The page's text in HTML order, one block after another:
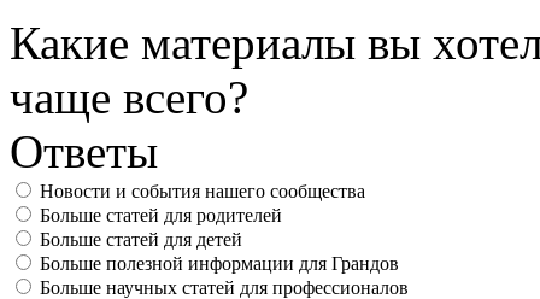
Какие материалы вы
чаще всего?
Ответы
Новости и события нашего сообщества
Больше статей для родителей
Больше статей для детей
Больше полезной информации для Грандов
Больше научных статей для профессионалов